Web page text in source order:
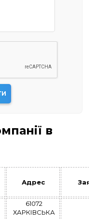
в
Адрес
61072
ХАРКІВСЬКА